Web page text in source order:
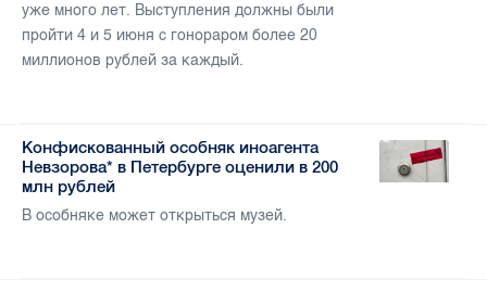
уже много лет. Выступления должны были
пройти 4 и 5 июня с гонораром более 20
миллионов рублей за каждый.
Конфискованный особняк иноагента
Невзорова* в Петербурге оценили в 200
млн рублей
В особняке может открыться музей.